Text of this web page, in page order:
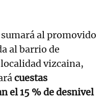
al promovido
al barrio de
vizcaina,
cuestas
el 15 % de desnivel